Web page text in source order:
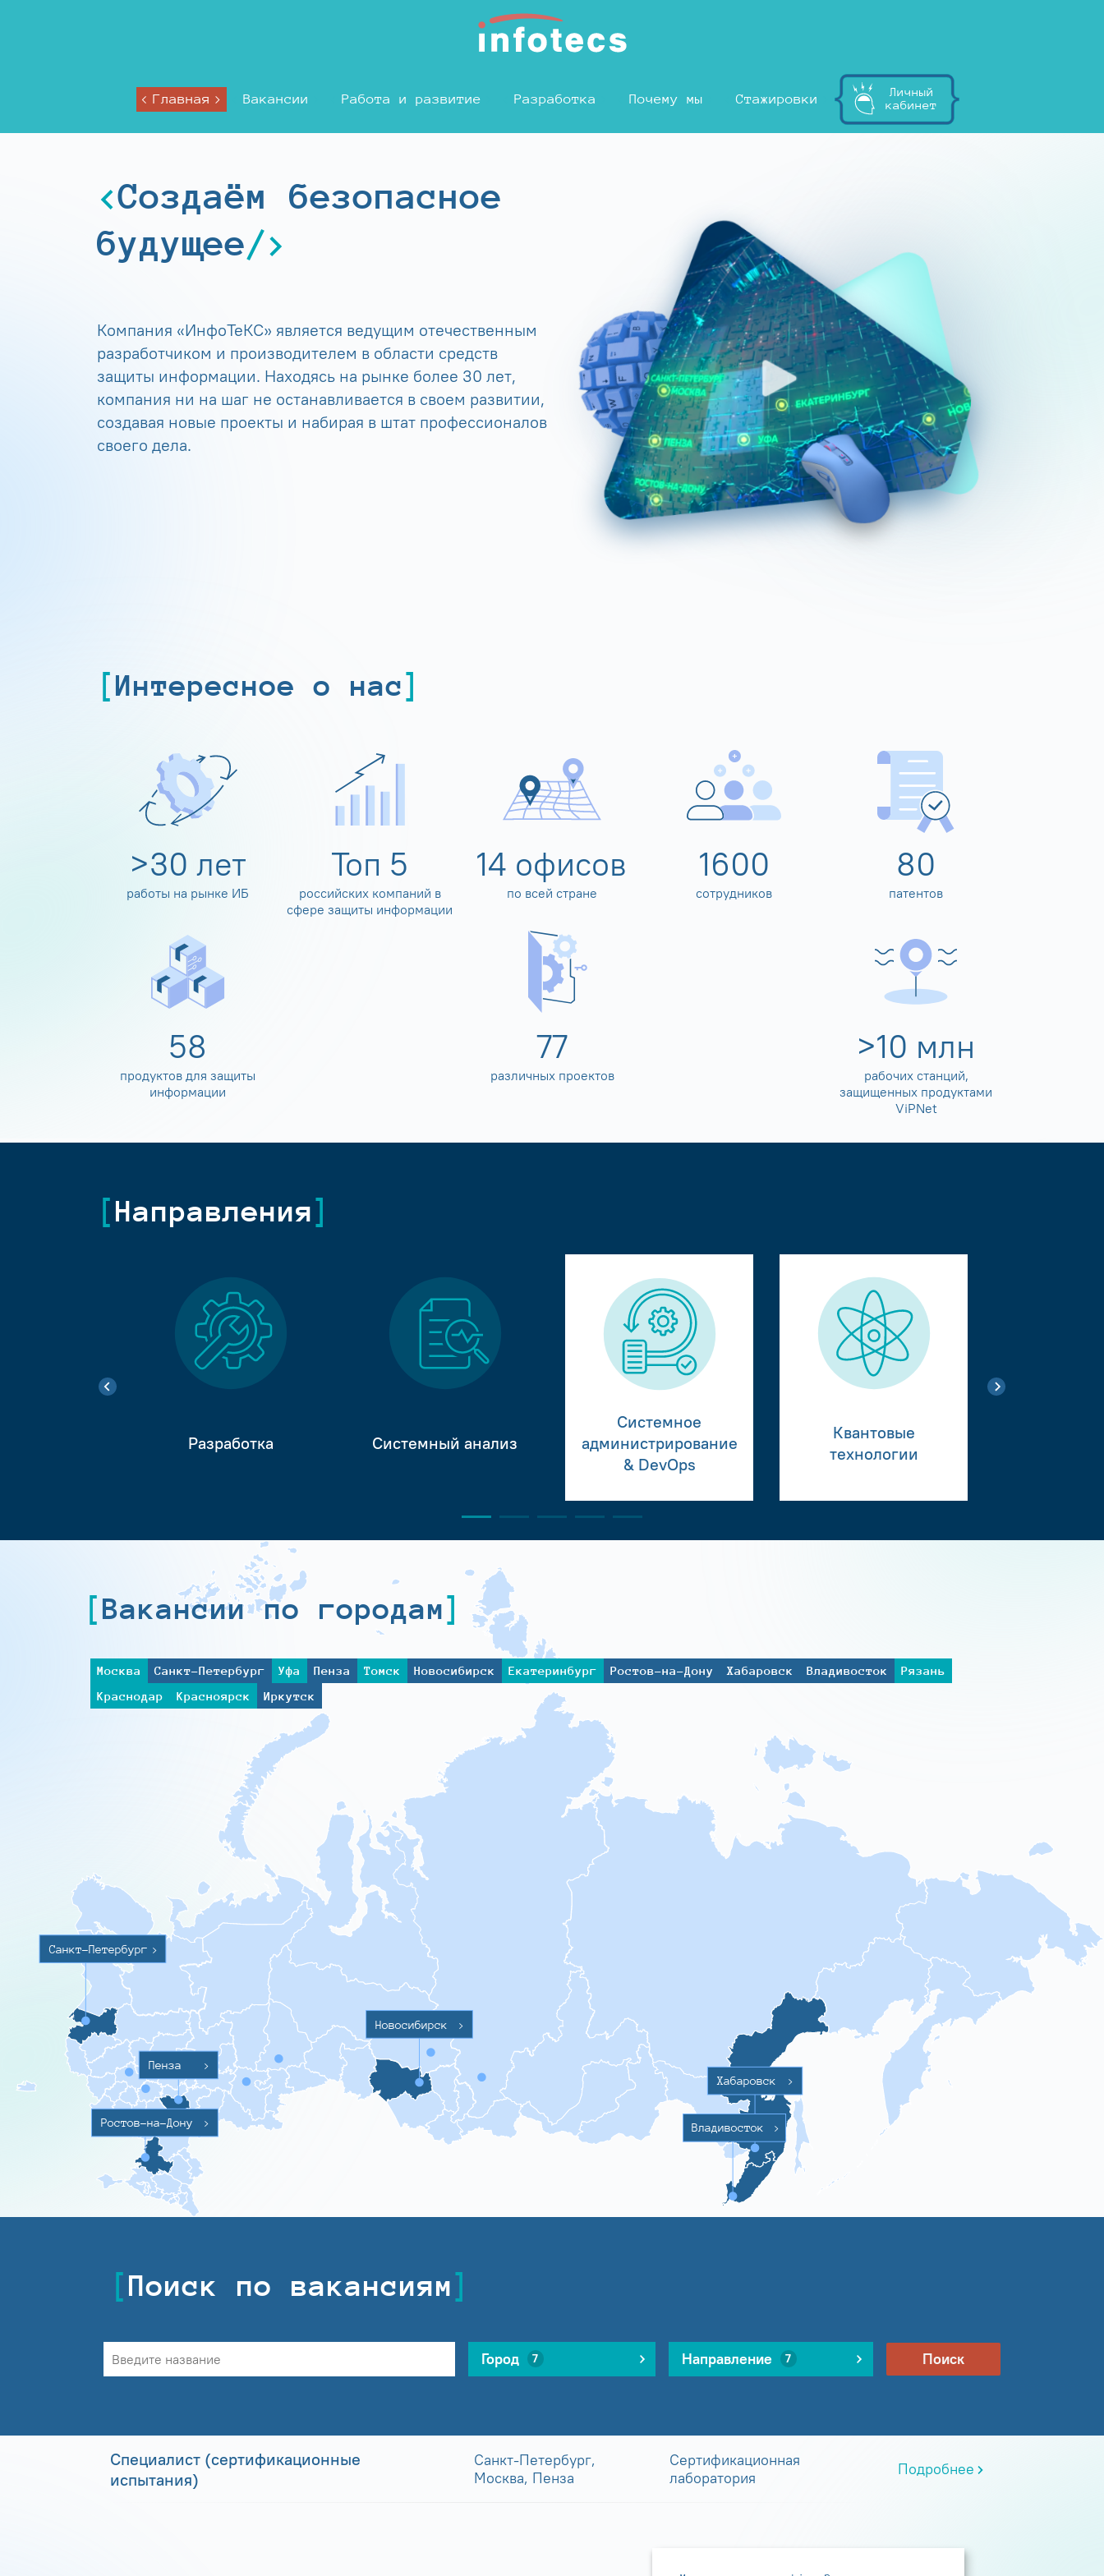
Главная Вакансии Работа и развитие Разработка Почему мы Стажировки
Личный
кабинет
Создаём безопасное
будущее
Компания «ИнфоТеКС» является ведущим отечественным
разработчиком и производителем в области средств
защиты информации. Находясь на рынке более 30 лет,
компания ни на шаг не останавливается в своем развитии,
создавая новые проекты и набирая в штат профессионалов
своего дела.
Интересное о нас
>30 лет
работы на рынке ИБ
Топ 5
российских компаний в
сфере защиты информации
14 офисов
по всей стране
1600
сотрудников
80
патентов
60
продуктов для защиты
информации
80
различных проектов
>10 млн
рабочих станций,
защищенных продуктами
ViPNet
Направления
Разработка Системный анализ
Системное
администрирование
& DevOps
Квантовые
технологии
Вакансии по городам
Москва Санкт-Петербург Уфа Пенза Томск Новосибирск Екатеринбург Ростов-на-Дону Хабаровск Владивосток
Рязань
Краснодар
Красноярск Иркутск
Санкт-Петербург >
Ростов-на-Дону >
Пенза >
Новосибирск >
Хабаровск >
Владивосток >
Поиск по вакансиям
Город 7 Направление 7 Поиск
Специалист (сертификационные
испытания)
Санкт-Петербург,
Москва, Пенза
Сертификационная
лаборатория
Подробнее